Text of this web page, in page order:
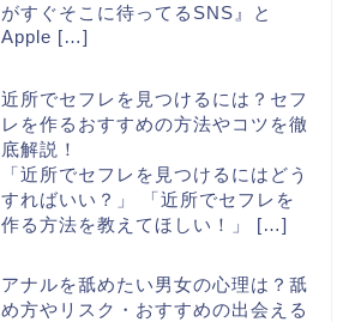
がすぐそこに待ってるSNS』と
Apple […]
近所でセフレを見つけるには？セフ
レを作るおすすめの方法やコツを徹
底解説！
「近所でセフレを見つけるにはどう
すればいい？」 「近所でセフレを
作る方法を教えてほしい！」 […]
アナルを舐めたい男女の心理は？舐
め方やリスク・おすすめの出会える